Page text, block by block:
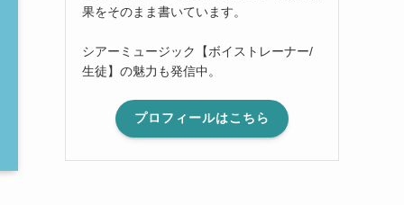
果をそのまま書いています。
シアーミュージック【ボイストレーナー/
生徒】の魅力も発信中。
プロフィールはこちら